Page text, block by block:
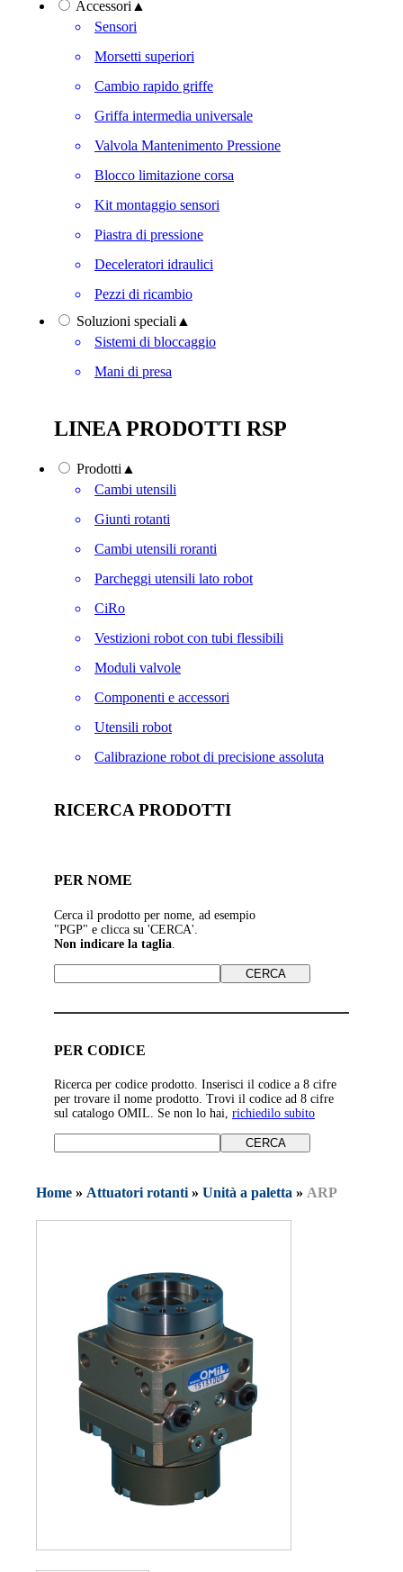
Accessori ▲
Sensori
Morsetti superiori
Cambio rapido griffe
Griffa intermedia universale
Valvola Mantenimento Pressione
Blocco limitazione corsa
Kit montaggio sensori
Piastra di pressione
Deceleratori idraulici
Pezzi di ricambio
Soluzioni speciali ▲
Sistemi di bloccaggio
Mani di presa
LINEA PRODOTTI RSP
Prodotti ▲
Cambi utensili
Giunti rotanti
Cambi utensili roranti
Parcheggi utensili lato robot
CiRo
Vestizioni robot con tubi flessibili
Moduli valvole
Componenti e accessori
Utensili robot
Calibrazione robot di precisione assoluta
RICERCA PRODOTTI
PER NOME
Cerca il prodotto per nome, ad esempio
"PGP" e clicca su 'CERCA'.
Non indicare la taglia
PER CODICE
Ricerca per codice prodotto. Inserisci il codice a 8 cifre
per trovare il nome prodotto. Trovi il codice ad 8 cifre
sul catalogo OMIL. Se non lo hai, richiedilo subito
Home » Attuatori rotanti » Unità a paletta » ARP